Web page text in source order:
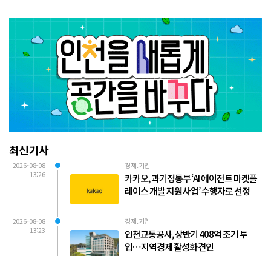
최신기사
2026-08-08
13:26
경제.기업
카카오, 과기정통부 ‘AI 에이전트 마켓플
레이스 개발 지원 사업’ 수행자로 선정
2026-08-08
13:23
경제.기업
인천교통공사, 상반기 408억 조기 투
입…지역경제 활성화 견인